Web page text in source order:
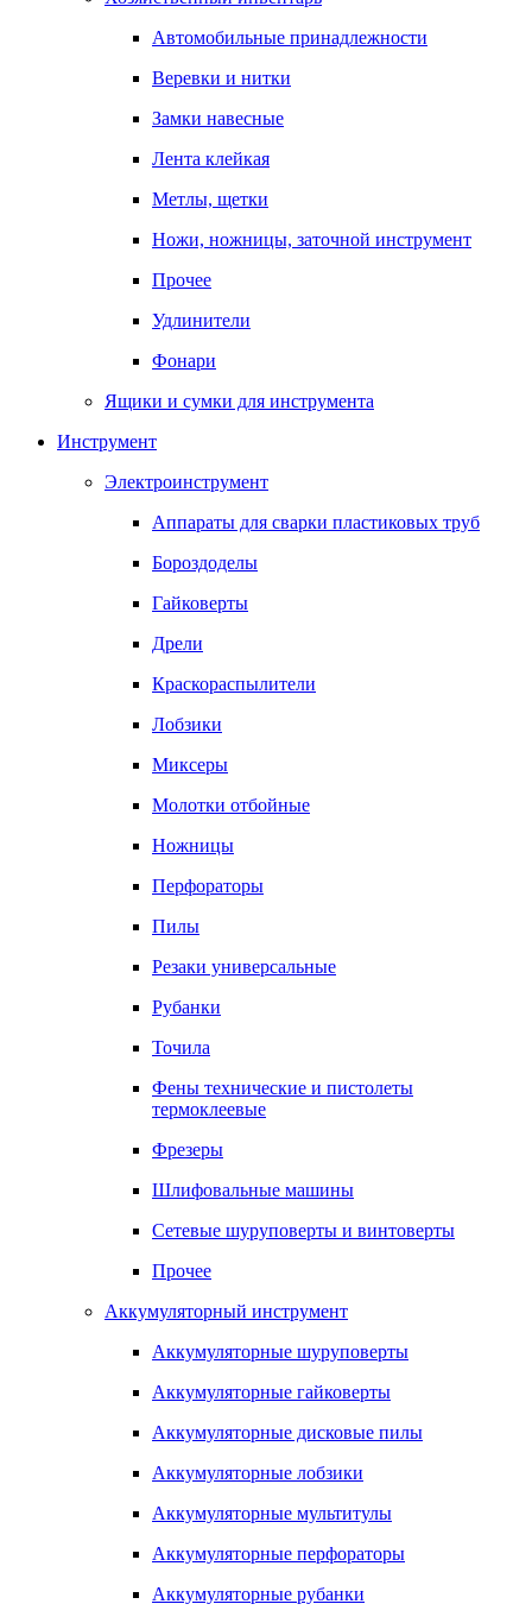
Автомобильные принадлежности
Веревки и нитки
Замки навесные
Лента клейкая
Метлы, щетки
Ножи, ножницы, заточной инструмент
Прочее
Удлинители
Фонари
Ящики и сумки для инструмента
Инструмент
Электроинструмент
Аппараты для сварки пластиковых труб
Бороздоделы
Гайковерты
Дрели
Краскораспылители
Лобзики
Миксеры
Молотки отбойные
Ножницы
Перфораторы
Пилы
Резаки универсальные
Рубанки
Точила
Фены технические и пистолеты
термоклеевые
Фрезеры
Шлифовальные машины
Сетевые шуруповерты и винтоверты
Прочее
Аккумуляторный инструмент
Аккумуляторные шуруповерты
Аккумуляторные гайковерты
Аккумуляторные дисковые пилы
Аккумуляторные лобзики
Аккумуляторные мультитулы
Аккумуляторные перфораторы
Аккумуляторные рубанки